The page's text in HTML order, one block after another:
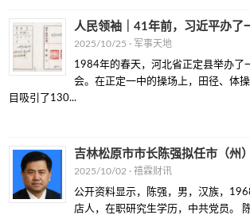
人民领袖｜41年前，习近平办了
2025/10/25 · 军事天地
1984年的春天，河北省正定县举办了
会。在正定一中的操场上，田径、体
目吸引了130...
吉林松原市市长陈强拟任市（州
2025/10/02 ·禧霖财讯
公开资料显示，陈强，男，汉族，
店人，在职研究生学历，中共党员。